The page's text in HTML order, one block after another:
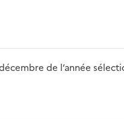
de l’année